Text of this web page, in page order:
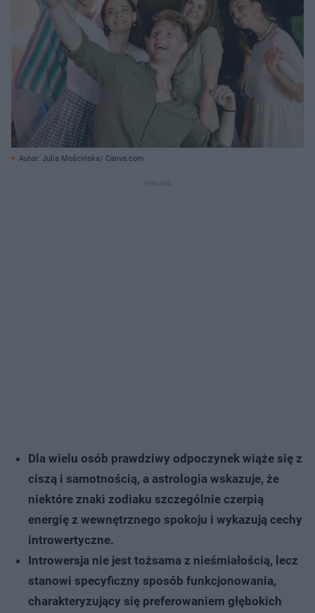
Autor: Julia Mościńska/ Canva.com
Dla wielu osób prawdziwy odpoczynek wiąże się z
ciszą i samotnością, a astrologia wskazuje, że
niektóre znaki zodiaku szczególnie czerpią
energię z wewnętrznego spokoju i wykazują cechy
introwertyczne.
Introwersja nie jest tożsama z nieśmiałością, lecz
stanowi specyficzny sposób funkcjonowania,
charakteryzujący się preferowaniem głębokich